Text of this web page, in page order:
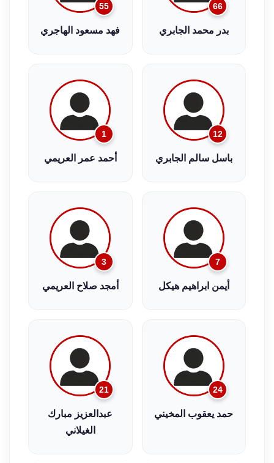
66
بدر محمد الجابري
55
فهد مسعود الهاجري
12
باسل سالم الجابري
1
أحمد عمر العريمي
7
أيمن ابراهيم هيكل
3
أمجد صلاح العريمي
24
حمد يعقوب المخيني
21
عبدالعزيز مبارك
الغيلاني